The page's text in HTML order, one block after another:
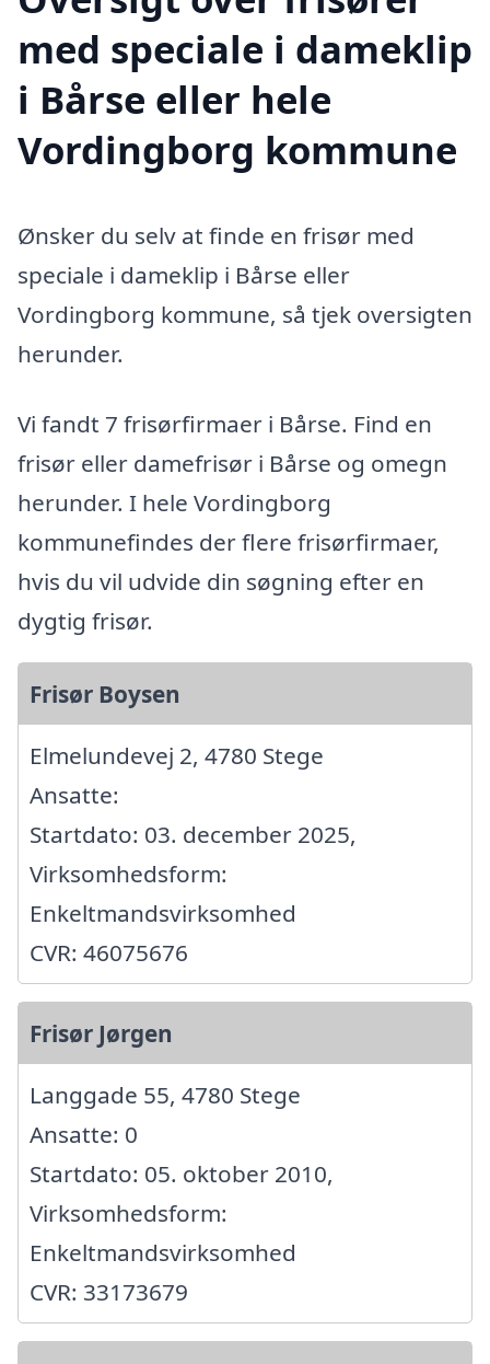
med speciale i dameklip
i Bårse eller hele
Vordingborg kommune
Ønsker du selv at finde en frisør med
speciale i dameklip i Bårse eller
Vordingborg kommune, så tjek oversigten
herunder.
Vi fandt 7 frisørfirmaer i Bårse. Find en
frisør eller damefrisør i Bårse og omegn
herunder. I hele Vordingborg
kommunefindes der flere frisørfirmaer,
hvis du vil udvide din søgning efter en
dygtig frisør.
Frisør Boysen
Elmelundevej 2, 4780 Stege
Ansatte:
Startdato: 03. december 2025,
Virksomhedsform:
Enkeltmandsvirksomhed
CVR: 46075676
Frisør Jørgen
Langgade 55, 4780 Stege
Ansatte: 0
Startdato: 05. oktober 2010,
Virksomhedsform:
Enkeltmandsvirksomhed
CVR: 33173679